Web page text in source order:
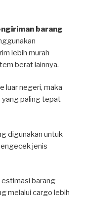
barang
lebih murah
berat lainnya.
luar negeri, maka
yang paling tepat
digunakan untuk
jenis
barang
melalui cargo lebih